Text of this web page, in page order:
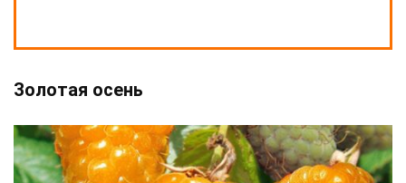
Золотая осень